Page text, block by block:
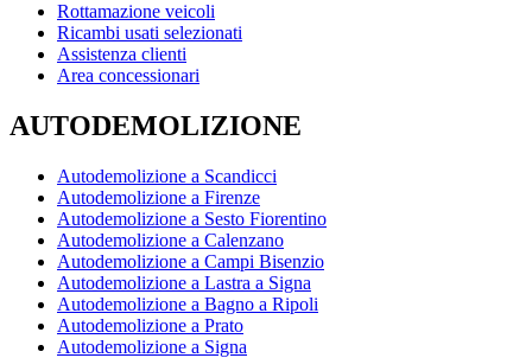
Rottamazione veicoli
Ricambi usati selezionati
Assistenza clienti
Area concessionari
AUTODEMOLIZIONE
Autodemolizione a Scandicci
Autodemolizione a Firenze
Autodemolizione a Sesto Fiorentino
Autodemolizione a Calenzano
Autodemolizione a Campi Bisenzio
Autodemolizione a Lastra a Signa
Autodemolizione a Bagno a Ripoli
Autodemolizione a Prato
Autodemolizione a Signa